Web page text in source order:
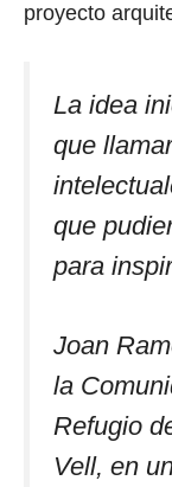
proyecto
La idea
que
que
para
Joan
la
Refugio
Vell, en